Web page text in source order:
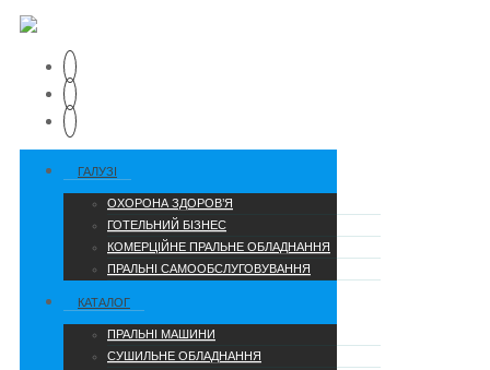
ГАЛУЗІ
ОХОРОНА ЗДОРОВ’Я
ГОТЕЛЬНИЙ БІЗНЕС
КОМЕРЦІЙНЕ ПРАЛЬНЕ ОБЛАДНАННЯ
ПРАЛЬНІ САМООБСЛУГОВУВАННЯ
КАТАЛОГ
ПРАЛЬНІ МАШИНИ
СУШИЛЬНЕ ОБЛАДНАННЯ